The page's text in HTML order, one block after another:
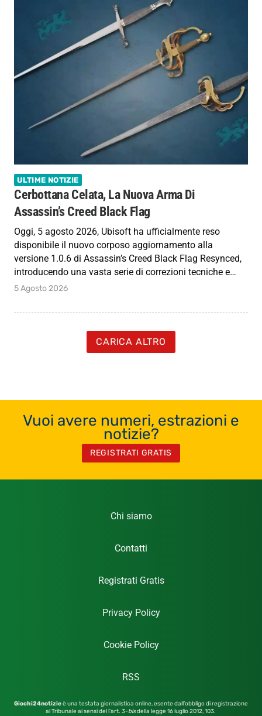
ULTIME NOTIZIE
Cerbottana Celata, La Nuova Arma Di
Assassin’s Creed Black Flag
Oggi, 5 agosto 2026, Ubisoft ha ufficialmente reso
disponibile il nuovo corposo aggiornamento alla
versione 1.0.6 di Assassin’s Creed Black Flag Resynced,
introducendo una vasta serie di correzioni tecniche e…
5 Agosto 2026
CARICA ALTRO
Vuoi avere numeri, estrazioni e
notizie?
REGISTRATI GRATIS
Chi siamo
Contatti
Registrati Gratis
Privacy Policy
Cookie Policy
RSS
Giochi24notizieè una testata giornalistica online, esente dall’obbligo di registrazione
al Tribunale ai sensi del l’art. 3-bisdella legge 16 luglio 2012,103.